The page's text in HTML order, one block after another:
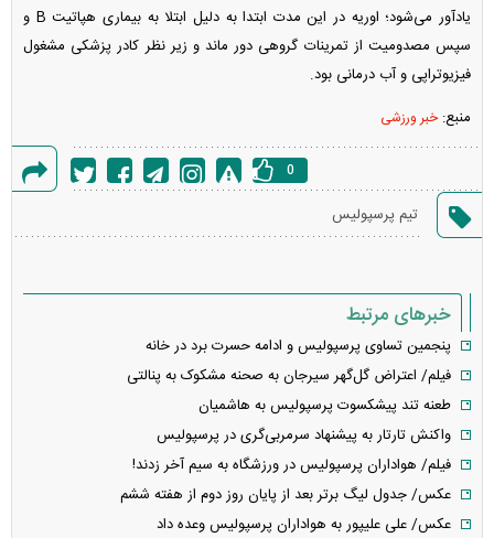
یادآور می‌شود؛ اوریه در این مدت ابتدا به دلیل ابتلا به بیماری هپاتیت B و
سپس مصدومیت از تمرینات گروهی دور ماند و زیر نظر کادر پزشکی مشغول
فیزیوتراپی و آب درمانی بود.
منبع: خبر ورزشی
خطا
0
تیم پرسپولیس
خبرهای مرتبط
پنجمین تساوی پرسپولیس و ادامه حسرت برد در خانه
فیلم/ اعتراض گل‌گهر سیرجان به صحنه مشکوک به پنالتی
طعنه تند پیشکسوت پرسپولیس به هاشمیان
واکنش تارتار به پیشنهاد سرمربی‌گری در پرسپولیس
فیلم/ هواداران پرسپولیس در ورزشگاه به سیم آخر زدند!
عکس/ جدول لیگ برتر بعد از پایان روز دوم از هفته ششم
عکس/ علی علیپور به هواداران پرسپولیس وعده داد